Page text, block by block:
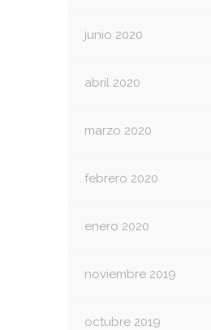
junio 2020
abril 2020
marzo 2020
febrero 2020
enero 2020
noviembre 2019
octubre 2019